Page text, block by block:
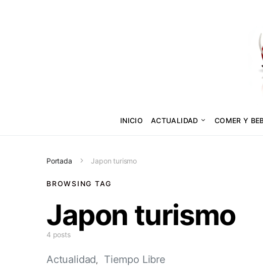
INICIO ACTUALIDAD COMER Y
Portada Japon turismo
BROWSING TAG
Japon turismo
4 posts
Actualidad Tiempo Libre